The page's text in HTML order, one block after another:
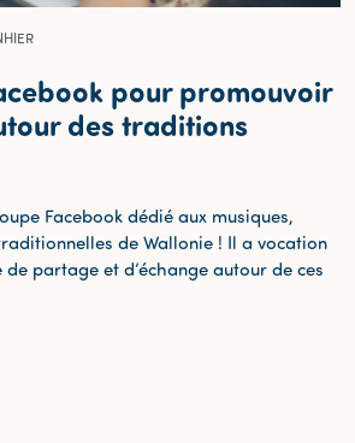
pour promouvoir
des traditions
Facebook dédié aux musiques,
de Wallonie ! Il a vocation
partage et d’échange autour de ces